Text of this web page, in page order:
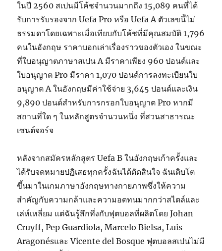
ในปี 2560 สเปนมีโค้ชจำนวนมากถึง 15,089 คนที่ได้
รับการรับรองจาก Uefa Pro หรือ Uefa A ตัวเลขนี้ไม่
ธรรมดาโดยเฉพาะเมื่อเทียบกับโค้ชที่มีคุณสมบัติ 1,796
คนในอังกฤษ ราคาบอกเล่าเรื่องราวของตัวเอง ในขณะ
ที่ใบอนุญาตภาษาสเปน A มีราคาเพียง 960 ปอนด์และ
ใบอนุญาต Pro มีราคา 1,070 ปอนด์การลงทะเบียนใบ
อนุญาต A ในอังกฤษมีค่าใช้จ่าย 3,645 ปอนด์และเงิน
9,890 ปอนด์สำหรับการกรอกใบอนุญาต Pro หากมี
สถานที่ใด ๆ ในหลักสูตรจำนวนหนึ่ง ที่สวนสาธารณะ
เซนต์จอร์จ
หลังจากสมัครหลักสูตร Uefa B ในอังกฤษเก้าครั้งและ
ได้รับจดหมายปฏิเสธทุกครั้งฉันได้ตัดสินใจ ฉันเติบโต
ขึ้นมาในเกมภาษาอังกฤษทางกายภาพซึ่งให้ความ
สำคัญกับความกล้าและความอดทนมากกว่าสไตล์และ
เล่ห์เหลี่ยม แต่ฉันรู้สึกทึ่งกับฟุตบอลที่ผลิตโดย Johan
Cruyff, Pep Guardiola, Marcelo Bielsa, Luis
Aragonésและ Vicente del Bosque ฟุตบอลสเปนไม่มี